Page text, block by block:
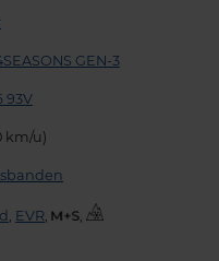
GEN-3
93V
km/u)
, EVR, ,